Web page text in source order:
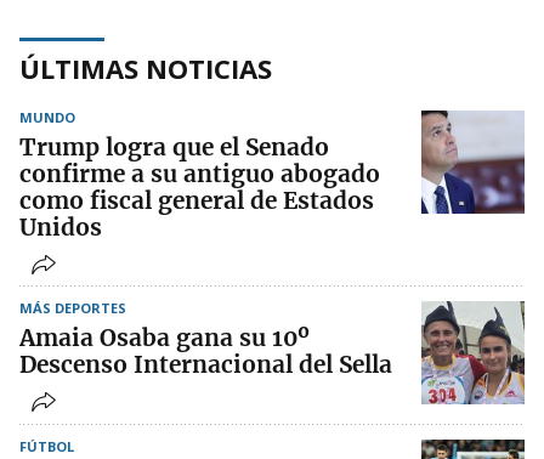
ÚLTIMAS NOTICIAS
MUNDO
Trump logra que el Senado
confirme a su antiguo abogado
como fiscal general de Estados
Unidos
MÁS DEPORTES
Amaia Osaba gana su 10º
Descenso Internacional del Sella
FÚTBOL